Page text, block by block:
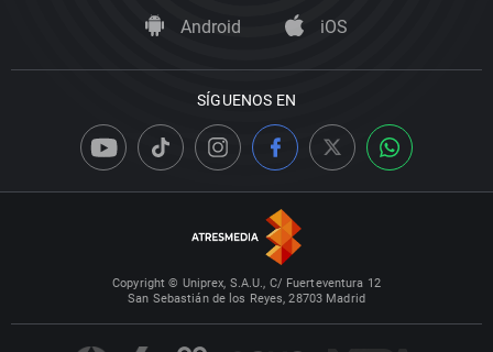
Android iOS
SÍGUENOS EN
Copyright © Uniprex, S.A.U., C/ Fuerteventura 12
San Sebastián de los Reyes, 28703 Madrid